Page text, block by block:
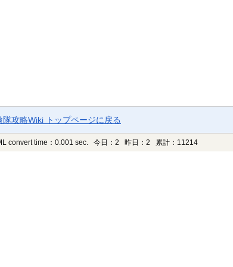
攻略Wiki トップページに戻る
convert time：0.001 sec. 今日：2 昨日：2 累計：11214